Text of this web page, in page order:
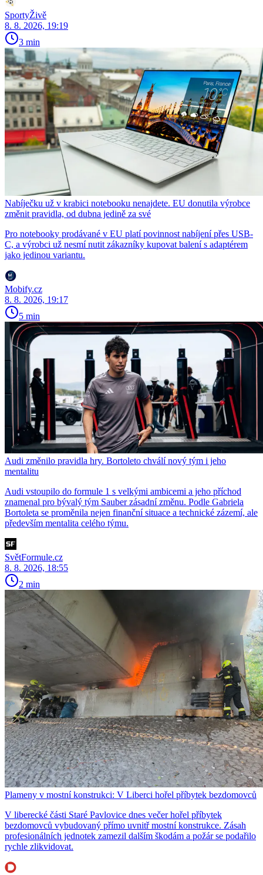
SportyŽivě
8. 8. 2026, 19:19
3 min
Nabíječku už v krabici notebooku nenajdete. EU donutila výrobce
změnit pravidla, od dubna jedině za své
Pro notebooky prodávané v EU platí povinnost nabíjení přes USB-
C, a výrobci už nesmí nutit zákazníky kupovat balení s adaptérem
jako jedinou variantu.
Mobify.cz
8. 8. 2026, 19:17
5 min
Audi změnilo pravidla hry. Bortoleto chválí nový tým i jeho
mentalitu
Audi vstoupilo do formule 1 s velkými ambicemi a jeho příchod
znamenal pro bývalý tým Sauber zásadní změnu. Podle Gabriela
Bortoleta se proměnila nejen finanční situace a technické zázemí, ale
především mentalita celého týmu.
SvětFormule.cz
8. 8. 2026, 18:55
2 min
Plameny v mostní konstrukci: V Liberci hořel příbytek bezdomovců
V liberecké části Staré Pavlovice dnes večer hořel příbytek
bezdomovců vybudovaný přímo uvnitř mostní konstrukce. Zásah
profesionálních jednotek zamezil dalším škodám a požár se podařilo
rychle zlikvidovat.